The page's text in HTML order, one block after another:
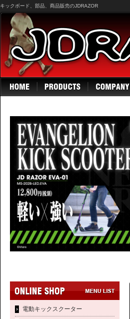
キックボード、部品、商品販売のJDRAZOR
電動キックスクーター